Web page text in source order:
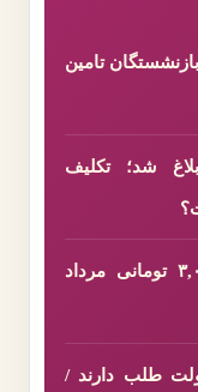
تامین
شد؛ تکلیف
یارانه معیشتی ۵,۴۰۰,۰۰۰ و ۳,۰۰۰,۰۰۰ تومانی مرداد
طلب دارند /